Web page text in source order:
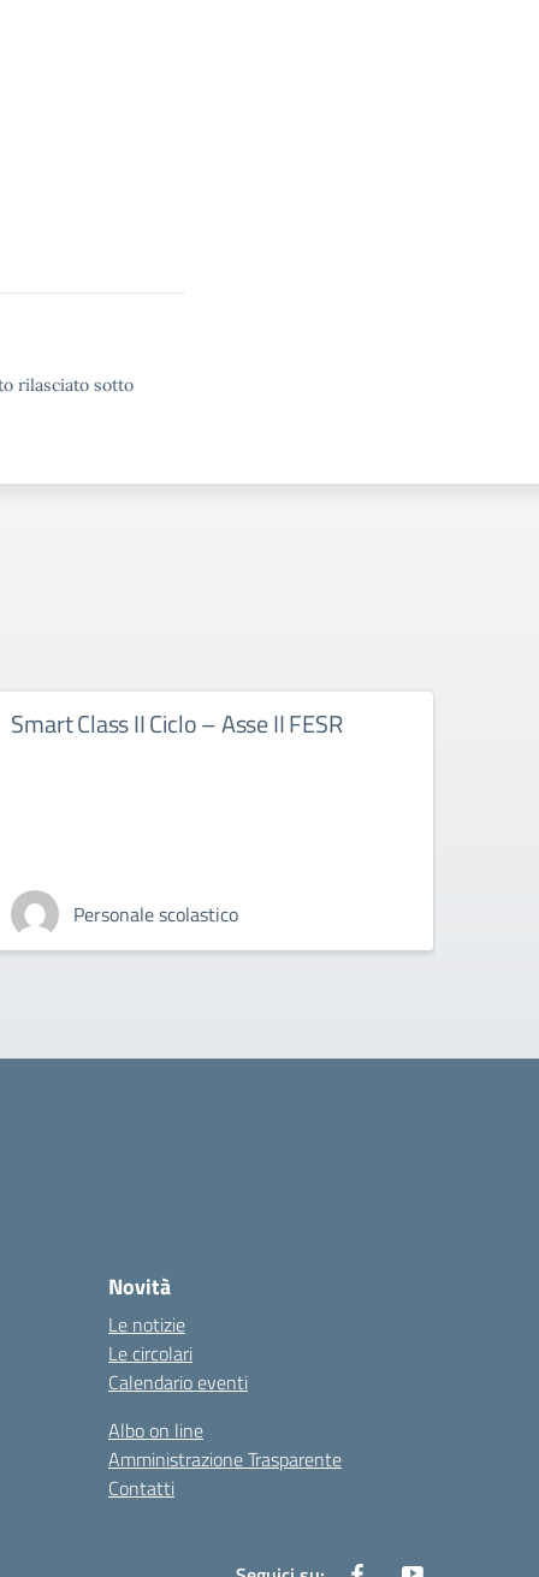
rilasciato sotto
Smart Class II Ciclo – Asse II FESR
Personale scolastico
Novità
Le notizie
Le circolari
Calendario eventi
Albo on line
Amministrazione Trasparente
Contatti